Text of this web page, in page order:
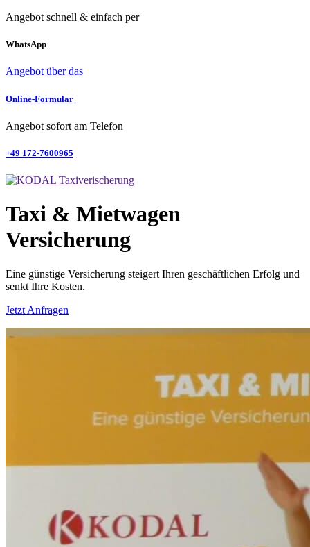
Angebot schnell & einfach per
WhatsApp
Angebot über das
Online-Formular
Angebot sofort am Telefon
+49 172-7600965
Taxi & Mietwagen
Versicherung
Eine günstige Versicherung steigert Ihren geschäftlichen Erfolg und
senkt Ihre Kosten.
Jetzt Anfragen